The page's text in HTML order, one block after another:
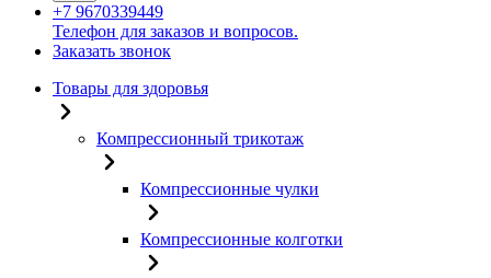
+7 9670339449
Телефон для заказов и вопросов.
Заказать звонок
Товары для здоровья
Компрессионный трикотаж
Компрессионные чулки
Компрессионные колготки